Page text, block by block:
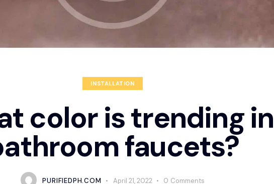
INSTALLATION
color is trending in
faucets?
PURIFIEDPH.COM April 21, 2022 0 Comments